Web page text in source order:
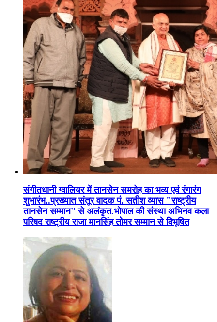
संगीतधानी ग्वालियर में तानसेन समरोह का भव्य एवं रंगारंग
शुभारंभ..प्रख्यात संतूर वादक पं. सतीश व्यास "राष्ट्रीय
तानसेन सम्मान'' से अलंकृत.भोपाल की संस्था अभिनव कला
परिषद राष्ट्रीय राजा मानसिंह तोमर सम्मान से विभूषित